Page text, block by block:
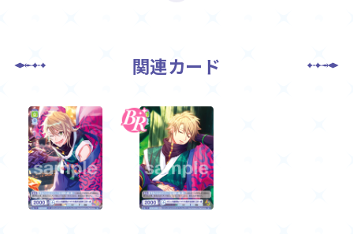
関連カード